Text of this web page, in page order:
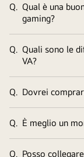
Q. Qual è una
gaming?
Q. Quali sono le
VA?
Q. Dovrei
Q. È meglio un
Q. Posso